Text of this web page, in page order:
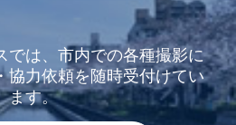
では、市内での各種撮影に
協力依頼を随時受付けてい
ます。